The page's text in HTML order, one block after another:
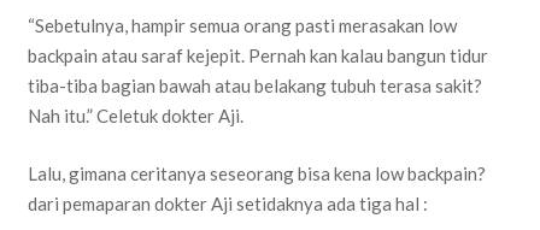
“Sebetulnya, hampir semua orang pasti merasakan low
backpain atau saraf kejepit. Pernah kan kalau bangun tidur
tiba-tiba bagian bawah atau belakang tubuh terasa sakit?
Nah itu.” Celetuk dokter Aji.
Lalu, gimana ceritanya seseorang bisa kena low backpain?
dari pemaparan dokter Aji setidaknya ada tiga hal :